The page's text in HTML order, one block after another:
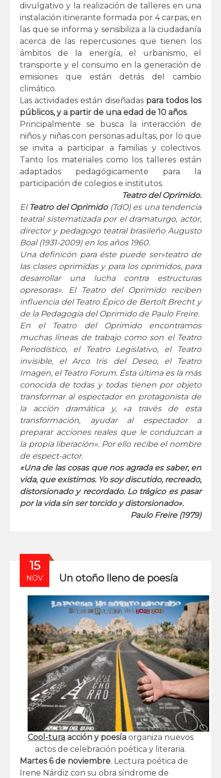
divulgativo y la realización de talleres en una
instalación itinerante formada por 4 carpas, en
las que se informa y sensibiliza a la ciudadanía
acerca de las repercusiones que tienen los
ámbitos de la energía, el urbanismo, el
transporte y el consumo en la generación de
emisiones que están detrás del cambio
climático.
Las actividades están diseñadaspara todos los
públicos, y a partir de una edad de 10 años.
Principalmente se busca la interacción de
niños y niñas con personas adultas, por lo que
se invita a participar a familias y colectivos.
Tanto los materiales como los talleres están
adaptados pedagógicamente para la
participación de colegios e institutos.
Teatro del Oprimido.
El Teatro del Oprimido(TdO) es una tendencia
teatral sistematizada por el dramaturgo, actor,
director y pedagogo teatral brasileño Augusto
Boal (1931-2009) en los años 1960.
Una definicón para éste puede ser»teatro de
las clases oprimidas y para los oprimidos, para
desarrollar una lucha contra estructuras
opresoras». El Teatro del Oprimido reciben
influencia del Teatro Épico de Bertolt Brecht y
de la Pedagogía del Oprimido de Paulo Freire.
En el Teatro del Oprimido encontramos
muchas líneas de trabajo como son el Teatro
Periodístico, el Teatro Legislativo, el Teatro
invisible, el Arco Iris del Deseo, el Teatro
Imagen, el Teatro Forum. Ésta última es la más
conocida de todas y todas tienen por objeto
transformar al espectador en protagonista de
la acción dramática y, «a través de esta
transformación, ayudar al espectador a
preparar acciones reales que le conduzcan a
la propia liberación». Por ello recibe el nombre
de espect-actor.
«Una de las cosas que nos agrada es saber, en
vida, que existimos. Yo soy discutido, recreado,
distorsionado y recordado. Lo trágico es pasar
por la vida sin ser torcido y distorsionado».
Paulo Freire (1979)
15
NOV Un otoño lleno de poesía
Cool-tura acción y poesía organiza nuevos
actos de celebración poética y literaria.
Martes 6 de noviembre. Lectura poética de
Irene Nárdiz con su obra síndrome de